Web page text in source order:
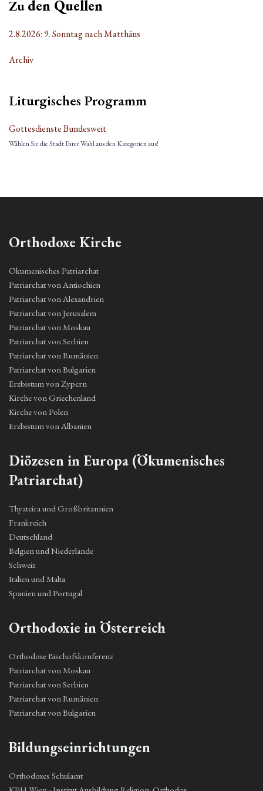
Zuden Quellen
2.8.2026: 9. Sonntag nach Matthäus
Archiv
Liturgisches Programm
Gottesdienste Bundesweit
Wählen Sie die Stadt Ihrer Wahl aus den Kategorien aus!
Orthodoxe Kirche
Ökumenisches Patriarchat
Patriarchat von Antiochien
Patriarchat von Alexandrien
Patriarchat von Jerusalem
Patriarchat von Moskau
Patriarchat von Serbien
Patriarchat von Rumänien
Patriarchat von Bulgarien
Erzbistum von Zypern
Kirche von Griechenland
Kirche von Polen
Erzbistum von Albanien
Diözesen in Europa (Ökumenisches
Patriarchat)
Thyateira und Großbritannien
Frankreich
Deutschland
Belgien und Niederlande
Schweiz
Italien und Malta
Spanien und Portugal
Orthodoxie in Österreich
Orthodoxe Bischofskonferenz
Patriarchat von Moskau
Patriarchat von Serbien
Patriarchat von Rumänien
Patriarchat von Bulgarien
Bildungseinrichtungen
Orthodoxes Schulamt